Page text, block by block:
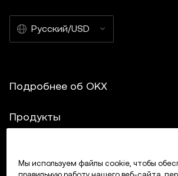
Русский/USD
Подробнее об OKX
Продукты
Мы используем файлы cookie, чтобы